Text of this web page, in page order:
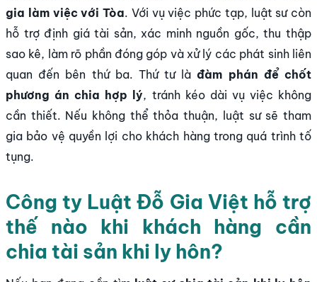
gia làm việc với Tòa. Với vụ việc phức tạp, luật sư còn
hỗ trợ định giá tài sản, xác minh nguồn gốc, thu thập
sao kê, làm rõ phần đóng góp và xử lý các phát sinh liên
quan đến bên thứ ba. Thứ tư làđàm phán để chốt
phương án chia hợp lý, tránh kéo dài vụ việc không
cần thiết. Nếu không thể thỏa thuận, luật sư sẽ tham
gia bảo vệ quyền lợi cho khách hàng trong quá trình tố
tụng.
Công ty Luật Đỗ Gia Việt hỗ trợ
thế nào khi khách hàng cần
chia tài sản khi ly hôn?